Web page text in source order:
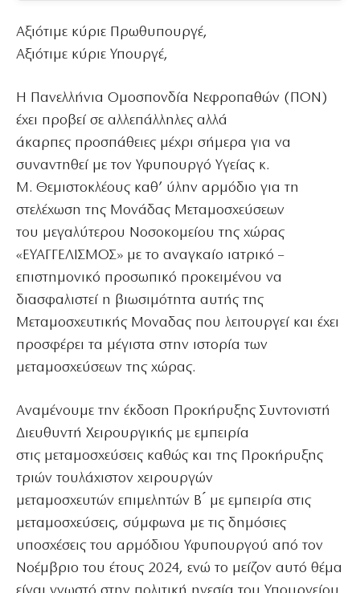
Αξιότιμε κύριε Πρωθυπουργέ,
Αξιότιμε κύριε Υπουργέ,
Η Πανελλήνια Ομοσπονδία Νεφροπαθών (ΠΟΝ)
έχει προβεί σε αλλεπάλληλες αλλά
άκαρπες προσπάθειες μέχρι σήμερα για να
συναντηθεί με τον Υφυπουργό Υγείας κ.
Μ. Θεμιστοκλέους καθ’ ύλην αρμόδιο για τη
στελέχωση της Μονάδας Μεταμοσχεύσεων
του μεγαλύτερου Νοσοκομείου της χώρας
«ΕΥΑΓΓΕΛΙΣΜΟΣ» με το αναγκαίο ιατρικό –
επιστημονικό προσωπικό προκειμένου να
διασφαλιστεί η βιωσιμότητα αυτής της
Μεταμοσχευτικής Μοναδας που λειτουργεί και έχει
προσφέρει τα μέγιστα στην ιστορία των
μεταμοσχεύσεων της χώρας.
Αναμένουμε την έκδοση Προκήρυξης Συντονιστή
Διευθυντή Χειρουργικής με εμπειρία
στις μεταμοσχεύσεις καθώς και της Προκήρυξης
τριών τουλάχιστον χειρουργών
μεταμοσχευτών επιμελητών Β ́ με εμπειρία στις
μεταμοσχεύσεις, σύμφωνα με τις δημόσιες
υποσχέσεις του αρμόδιου Υφυπουργού από τον
Νοέμβριο του έτους 2024, ενώ το μείζον αυτό θέμα